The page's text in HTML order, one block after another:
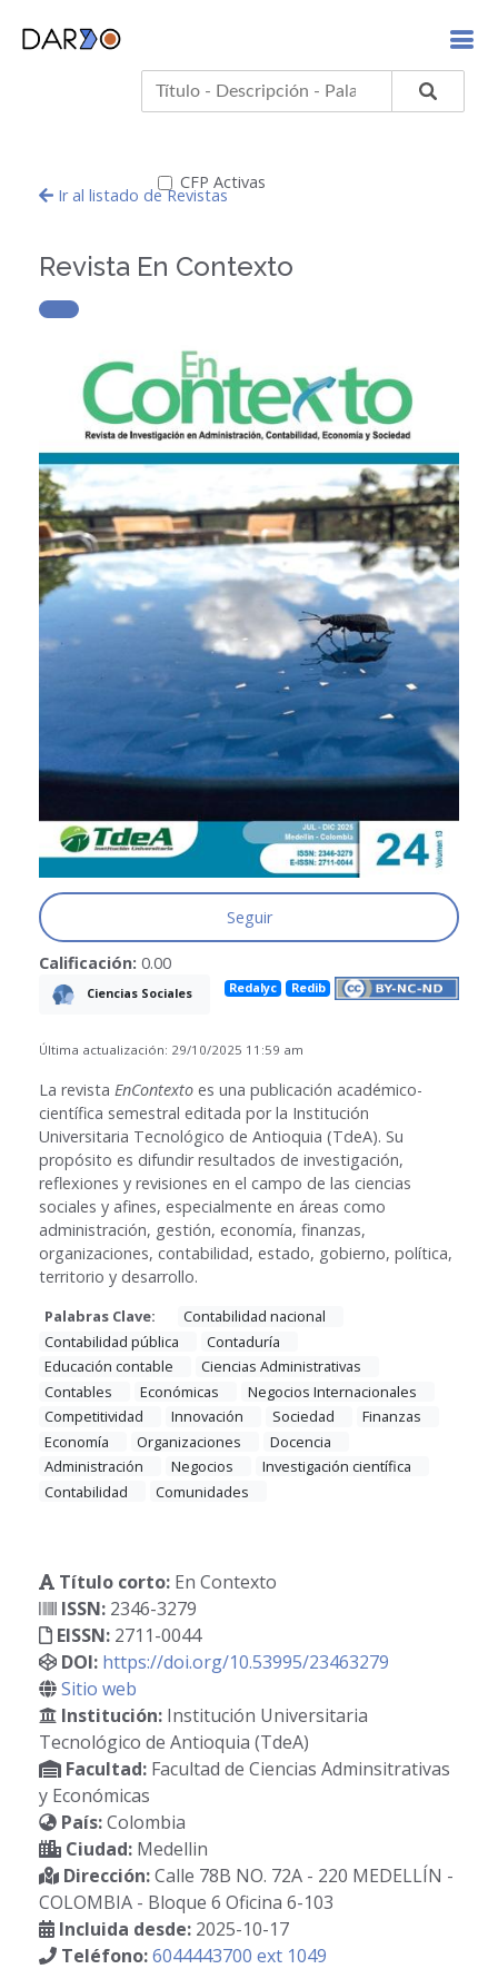
CFP Activas
Ir al listado de Revistas
Revista En Contexto
Seguir
Calificación: 0.00
Ciencias Sociales Redalyc Redib
Última actualización: 29/10/2025 11:59 am
La revista EnContexto es una publicación académico-
científica semestral editada por la Institución
Universitaria Tecnológico de Antioquia (TdeA). Su
propósito es difundir resultados de investigación,
reflexiones y revisiones en el campo de las ciencias
sociales y afines, especialmente en áreas como
administración, gestión, economía, finanzas,
organizaciones, contabilidad, estado, gobierno, política,
territorio y desarrollo.
Palabras Clave:
Contabilidad nacional
Contabilidad pública
Contaduría
Educación contable
Ciencias Administrativas
Contables
Económicas
Negocios Internacionales
Competitividad
Innovación Sociedad
Finanzas
Economía
Organizaciones
Docencia
Administración
Negocios
Investigación científica
Contabilidad
Comunidades
Título corto: En Contexto
ISSN: 2346-3279
EISSN: 2711-0044
DOI: https://doi.org/10.53995/23463279
Sitio web
Institución: Institución Universitaria
Tecnológico de Antioquia (TdeA)
Facultad: Facultad de Ciencias Adminsitrativas
y Económicas
País:Colombia
Ciudad: Medellin
Dirección:Calle 78B NO. 72A - 220 MEDELLÍN -
COLOMBIA - Bloque 6 Oficina 6-103
Incluida desde: 2025-10-17
Teléfono:6044443700 ext 1049